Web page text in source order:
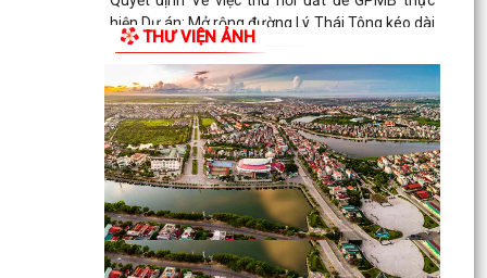
hiện Dự án: Mở rộng đường Lý Thái Tông kéo dài
(đoạn...
Quyết định Về việc thu hồi đất để GPMB thực
hiện Dự án: Mở rộng đường Lý Thái Tông kéo dài
(đoạn...
Quyết định Về việc thu hồi đất để GPMB thực
hiện Dự án: Mở rộng đường Lý Thái Tông kéo dài
(đoạn...
Quyết định Về việc thu hồi đất để GPMB thực
THƯ VIỆN ẢNH